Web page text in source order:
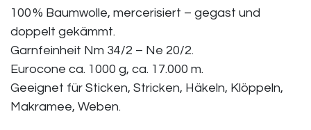
100 % Baumwolle, mercerisiert – gegast und
doppelt gekämmt.
Garnfeinheit Nm 34/2 – Ne 20/2.
Eurocone ca. 1000 g, ca. 17.000 m.
Geeignet für Sticken, Stricken, Häkeln, Klöppeln,
Makramee, Weben.